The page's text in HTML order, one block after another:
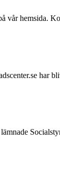
hemsida.